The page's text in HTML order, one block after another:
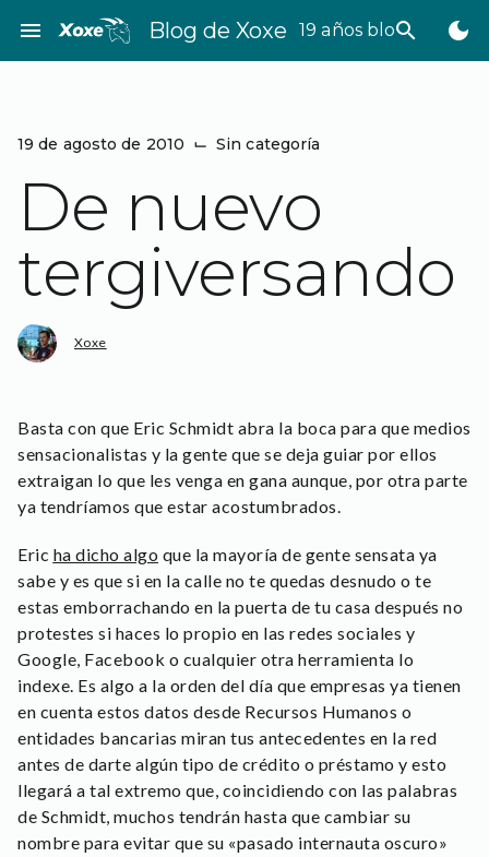
contenido
menu Blog de Xoxe 19 años bloggeando
search dark_mode
19 de agosto de 2010 ⌙ Sin categoría
De nuevo
tergiversando
Xoxe
Basta con que Eric Schmidt abra la boca para que medios
sensacionalistas y la gente que se deja guiar por ellos
extraigan lo que les venga en gana aunque, por otra parte
ya tendríamos que estar acostumbrados.
Eric ha dicho algo que la mayoría de gente sensata ya
sabe y es que si en la calle no te quedas desnudo o te
estas emborrachando en la puerta de tu casa después no
protestes si haces lo propio en las redes sociales y
Google, Facebook o cualquier otra herramienta lo
indexe. Es algo a la orden del día que empresas ya tienen
en cuenta estos datos desde Recursos Humanos o
entidades bancarias miran tus antecedentes en la red
antes de darte algún tipo de crédito o préstamo y esto
llegará a tal extremo que, coincidiendo con las palabras
de Schmidt, muchos tendrán hasta que cambiar su
nombre para evitar que su «pasado internauta oscuro»